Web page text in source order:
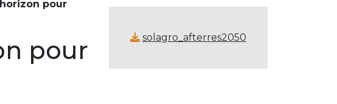
pour
pour
solagro_afterres2050